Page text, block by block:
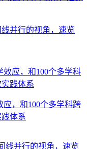
并行的视角，速览
，和100个多学科跨
体系